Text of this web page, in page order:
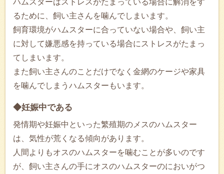
るために、飼い主さんを噛んでしまいます。
飼育環境がハムスターに合っていない場合や、飼い主
に対して嫌悪感を持っている場合にストレスがたまっ
てしまいます。
また飼い主さんのことだけでなく金網のケージや家具
を噛んでしまうハムスターもいます。
◆妊娠中である
発情期や妊娠中といった繁殖期のメスのハムスター
は、気性が荒くなる傾向があります。
人間よりもオスのハムスターを噛むことが多いのです
が、飼い主さんの手にオスのハムスターのにおいがつ